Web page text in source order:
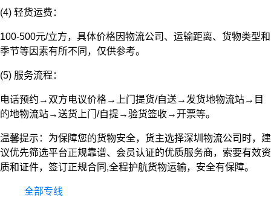
(4) 轻货运费：
100-500元/立方，具体价格因物流公司、运输距离、货物类型和
季节等因素有所不同，仅供参考。
(5) 服务流程：
电话预约→双方电议价格→上门提货/自送→发货地物流站→目
的地物流站→送货上门/自提→验货签收→开票等。
温馨提示：为保障您的货物安全，货主选择深圳物流公司时，建
议优先筛选平台正规靠谱、会员认证的优质服务商，索要有效资
质和证件，签订正规合同,全程护航货物运输，安全有保障。
全部专线